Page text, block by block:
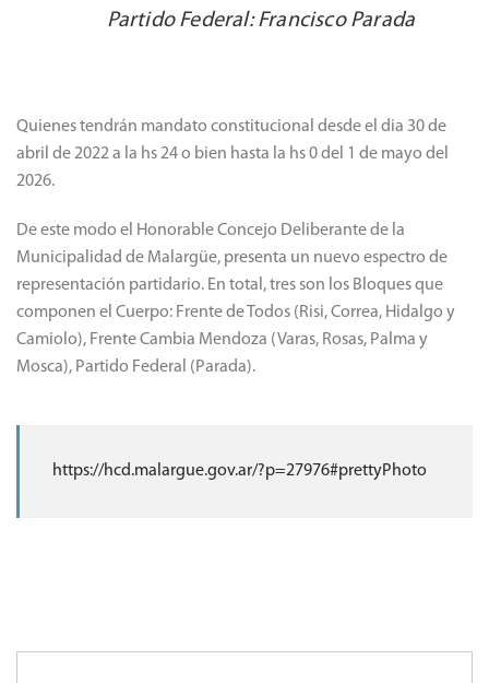
Partido Federal: Francisco Parada
Quienes tendrán mandato constitucional desde el dia 30 de
abril de 2022 a la hs 24 o bien hasta la hs 0 del 1 de mayo del
2026.
De este modo el Honorable Concejo Deliberante de la
Municipalidad de Malargüe, presenta un nuevo espectro de
representación partidario. En total, tres son los Bloques que
componen el Cuerpo: Frente de Todos (Risi, Correa, Hidalgo y
Camiolo), Frente Cambia Mendoza (Varas, Rosas, Palma y
Mosca), Partido Federal (Parada).
https://hcd.malargue.gov.ar/?p=27976#prettyPhoto